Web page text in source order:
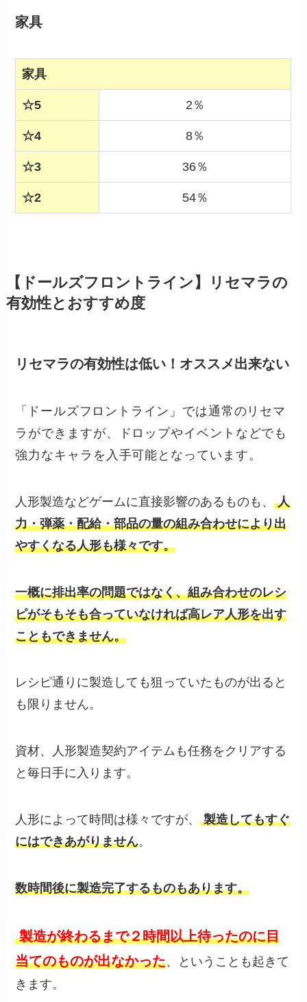
家具
家具
☆5 2％
☆4 8％
☆3 36％
☆2 54％
【ドールズフロントライン】リセマラの
有効性とおすすめ度
リセマラの有効性は低い！オススメ出来ない
「 ドールズフロントライン」 では通常のリセマ
ラができますが、ドロップやイベントなどでも
強力なキャラを入手可能となっています。
人形製造などゲームに直接影響のあるものも、人
力・弾薬・配給・部品の量の組み合わせにより出
やすくなる人形も様々です。
一概に排出率の問題ではなく、組み合わせのレシ
ピがそもそも合っていなければ高レア人形を出す
こともできません。
レシピ通りに製造しても狙っていたものが出ると
も限りません。
資材、人形製造契約アイテムも任務をクリアする
と毎日手に入ります。
人形によって時間は様々ですが、 製造してもすぐ
にはできあがりません。
数時間後に製造完了するものもあります。
製造が終わるまで２時間以上待ったのに目
当てのものが出なかった、ということも起きて
きます。